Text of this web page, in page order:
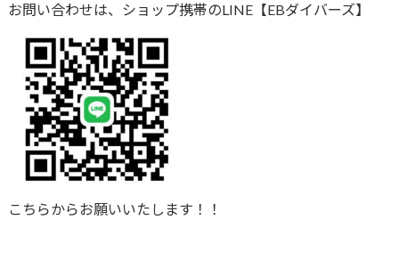
お問い合わせは、ショップ携帯のLINE【EBダイバーズ】
こちらからお願いいたします！！